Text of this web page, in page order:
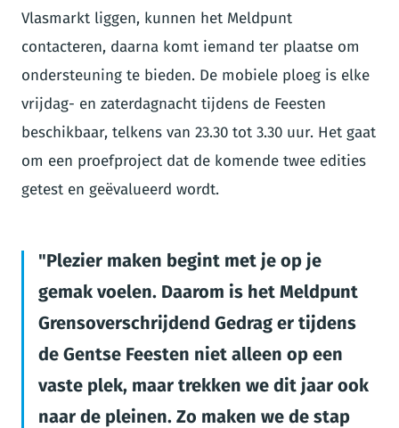
Vlasmarkt liggen, kunnen het Meldpunt
contacteren, daarna komt iemand ter plaatse om
ondersteuning te bieden. De mobiele ploeg is elke
vrijdag- en zaterdagnacht tijdens de Feesten
beschikbaar, telkens van 23.30 tot 3.30 uur. Het gaat
om een proefproject dat de komende twee edities
getest en geëvalueerd wordt.
Plezier maken begint met je op je
gemak voelen. Daarom is het Meldpunt
Grensoverschrijdend Gedrag er tijdens
de Gentse Feesten niet alleen op een
vaste plek, maar trekken we dit jaar ook
naar de pleinen. Zo maken we de stap